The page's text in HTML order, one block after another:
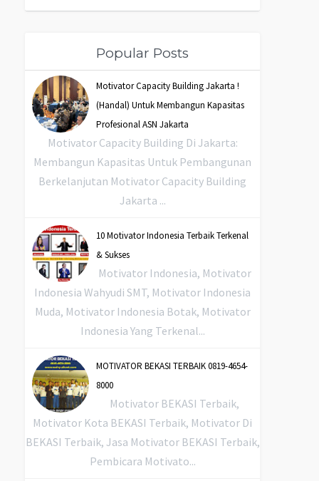
Popular Posts
Motivator Capacity Building Jakarta !
(Handal) Untuk Membangun Kapasitas
Profesional ASN Jakarta
Motivator Capacity Building Di Jakarta:
Membangun Kapasitas Untuk Pembangunan
Berkelanjutan Motivator Capacity Building
Jakarta ...
10 Motivator Indonesia Terbaik Terkenal
& Sukses
Motivator Indonesia, Motivator
Indonesia Wahyudi SMT, Motivator Indonesia
Muda, Motivator Indonesia Botak, Motivator
Indonesia Yang Terkenal...
MOTIVATOR BEKASI TERBAIK 0819-4654-
8000
Motivator BEKASI Terbaik,
Motivator Kota BEKASI Terbaik, Motivator Di
BEKASI Terbaik, Jasa Motivator BEKASI Terbaik,
Pembicara Motivato...